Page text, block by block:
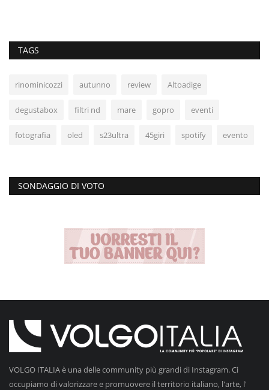
TAGS
rinominicozzi autunno review Altoadige
degustabox filtri nd mare gopro eventi
fotografia oled s23ultra 45giri spotify evento
SONDAGGIO DI VOTO
VOLGO ITALIA è una delle community più grandi di Instagram. Ci
occupiamo di valorizzare e promuovere il territorio italiano, l'arte, l'